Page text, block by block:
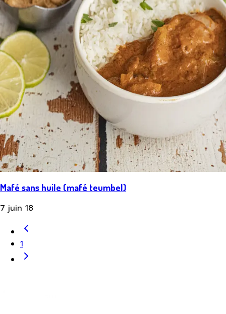
Mafé sans huile (mafé teumbel)
7 juin 18
1